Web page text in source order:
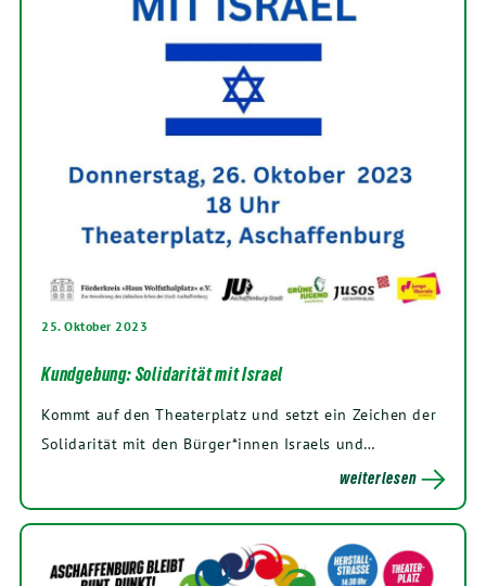
25. Oktober 2023
Kundgebung: Solidarität mit Israel
Kommt auf den Theaterplatz und setzt ein Zeichen der
Solidarität mit den Bürger*innen Israels und…
weiterlesen